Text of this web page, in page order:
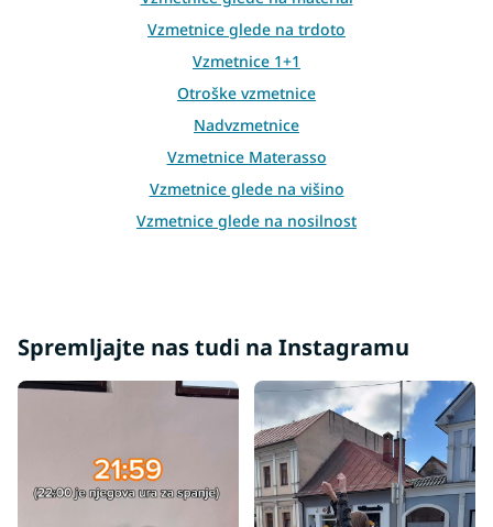
Vzmetnice glede na trdoto
Vzmetnice 1+1
Otroške vzmetnice
Nadvzmetnice
Vzmetnice Materasso
Vzmetnice glede na višino
Vzmetnice glede na nosilnost
Spremljajte nas tudi na Instagramu